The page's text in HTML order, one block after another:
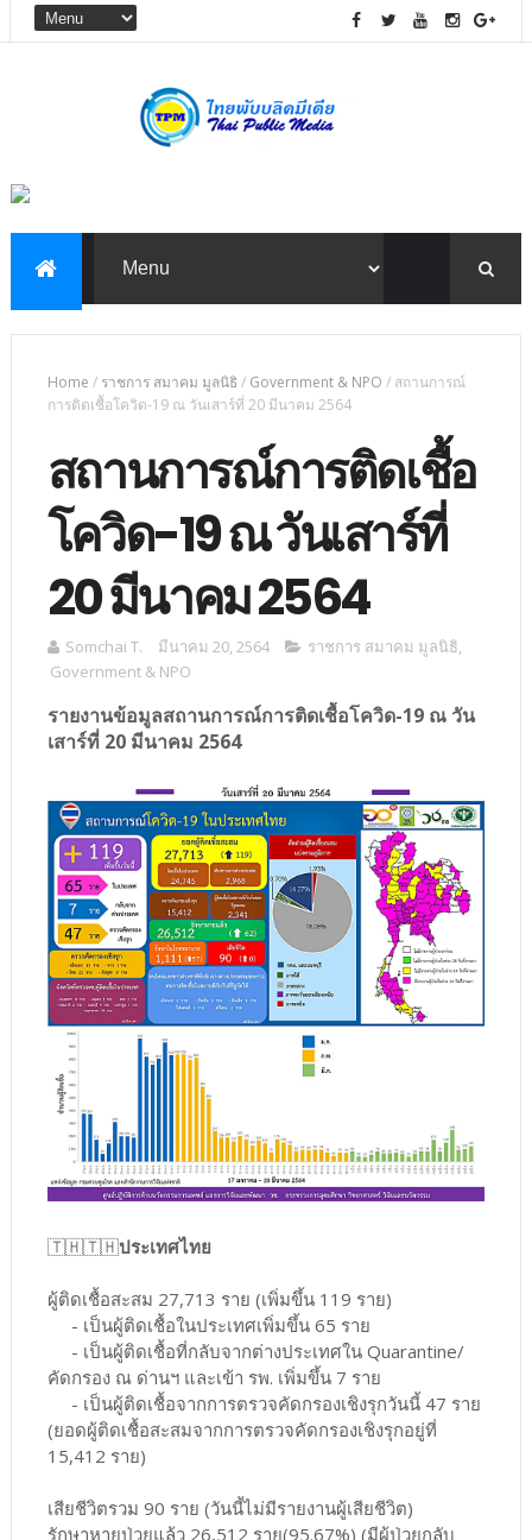
Home / ราชการ สมาคม มูลนิธิ / Government & NPO / สถานการณ์
การติดเชื้อโควิด-19 ณ วันเสาร์ที่ 20 มีนาคม 2564
สถานการณ์การติดเชื้อ
โควิด-19 ณ วันเสาร์ที่
20 มีนาคม 2564
Somchai T. มีนาคม 20, 2564 ราชการ สมาคม มูลนิธิ,
Government & NPO
รายงานข้อมูลสถานการณ์การติดเชื้อโควิด-19 ณ วัน
เสาร์ที่ 20 มีนาคม 2564
🇹🇭🇹🇭ประเทศไทย
ผู้ติดเชื้อสะสม 27,713 ราย (เพิ่มขึ้น 119 ราย)
- เป็นผู้ติดเชื้อในประเทศเพิ่มขึ้น 65 ราย
- เป็นผู้ติดเชื้อที่กลับจากต่างประเทศใน Quarantine/
คัดกรอง ณ ด่านฯ และเข้า รพ. เพิ่มขึ้น 7 ราย
- เป็นผู้ติดเชื้อจากการตรวจคัดกรองเชิงรุกวันนี้ 47 ราย
(ยอดผู้ติดเชื้อสะสมจากการตรวจคัดกรองเชิงรุกอยู่ที่
15,412 ราย)
เสียชีวิตรวม 90 ราย (วันนี้ไม่มีรายงานผู้เสียชีวิต)
รักษาหายป่วยแล้ว 26,512 ราย(95.67%) (มีผู้ป่วยกลับ